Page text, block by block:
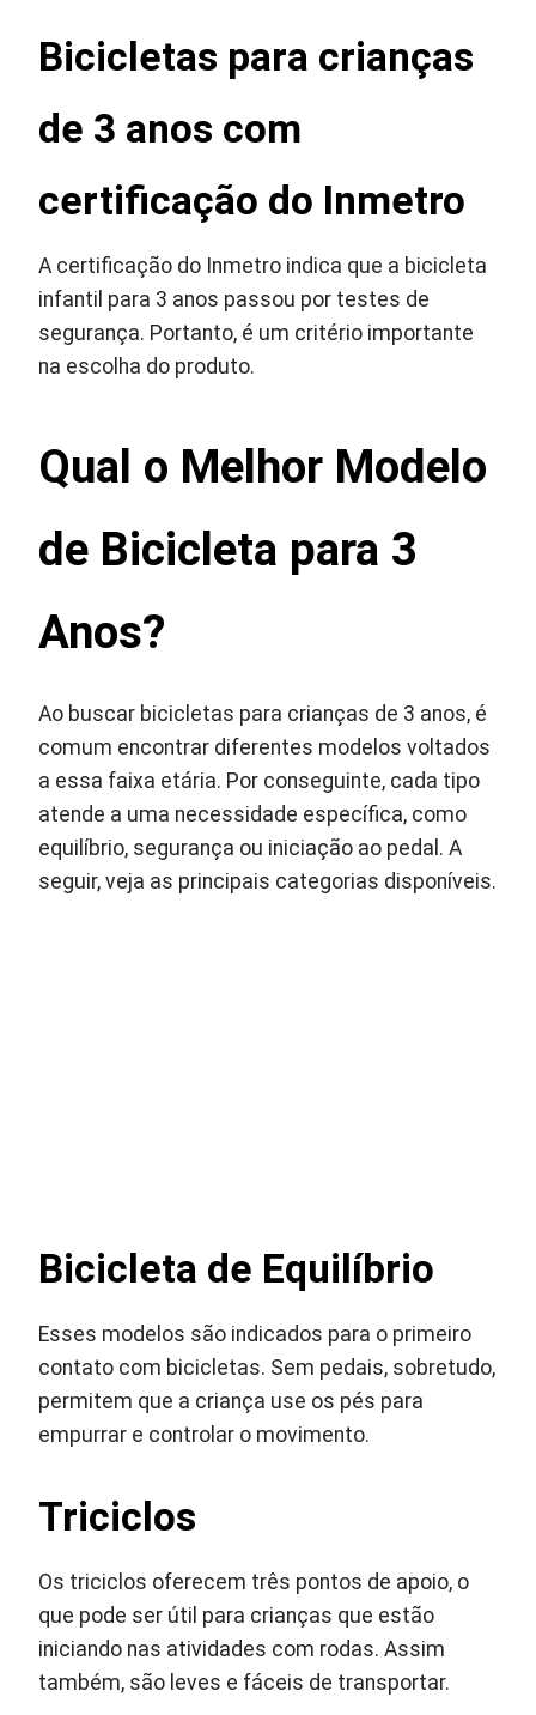
Bicicletas para crianças
de 3 anos com
certificação do Inmetro
A certificação do Inmetro indica que a bicicleta
infantil para 3 anos passou por testes de
segurança. Portanto, é um critério importante
na escolha do produto.
Qual o Melhor Modelo
de Bicicleta para 3
Anos?
Ao buscar bicicletas para crianças de 3 anos, é
comum encontrar diferentes modelos voltados
a essa faixa etária. Por conseguinte, cada tipo
atende a uma necessidade específica, como
equilíbrio, segurança ou iniciação ao pedal. A
seguir, veja as principais categorias disponíveis.
Bicicleta de Equilíbrio
Esses modelos são indicados para o primeiro
contato com bicicletas. Sem pedais, sobretudo,
permitem que a criança use os pés para
empurrar e controlar o movimento.
Triciclos
Os triciclos oferecem três pontos de apoio, o
que pode ser útil para crianças que estão
iniciando nas atividades com rodas. Assim
também, são leves e fáceis de transportar.